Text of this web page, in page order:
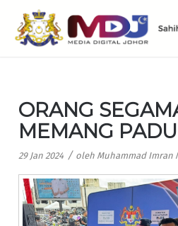
ORANG
MEMANG
29 Jan 2024 / oleh Muhammad Imran